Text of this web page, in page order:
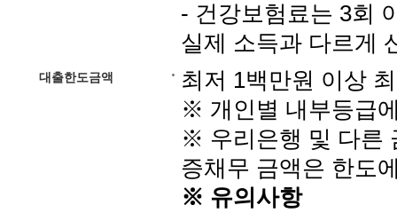
- 건강보험료는 3회
실제 소득과 다르게
대출한도금액
최저 1백만원 이상
※ 개인별 내부등급
※ 우리은행 및 다른
증채무 금액은 한도
※ 유의사항